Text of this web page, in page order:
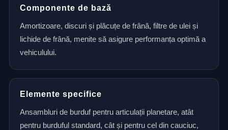
Componente de bază
Amortizoare, discuri și plăcuțe de frână, filtre de ulei și
lichide de frână, menite să asigure performanța optimă a
vehiculului.
Elemente specifice
Ansambluri de burduf pentru articulații planetare, atât
pentru burduful standard, cât și pentru cel din cauciuc,